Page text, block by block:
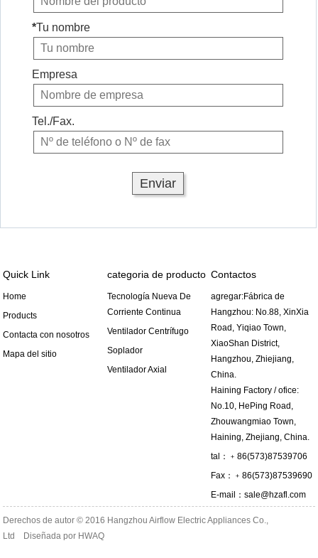
*Tu nombre
Empresa
Tel./Fax.
Quick Link
Home
Products
Contacta con nosotros
Mapa del sitio
categoria de producto
Tecnología Nueva De
Corriente Continua
Ventilador Centrífugo
Soplador
Ventilador Axial
Contactos
agregar:Fábrica de
Hangzhou: No.88, XinXia
Road, Yiqiao Town,
XiaoShan District,
Hangzhou, Zhiejiang,
China.
Haining Factory / ofice:
No.10, HePing Road,
Zhouwangmiao Town,
Haining, Zhejiang, China.
tal：﹢86(573)87539706
Fax：﹢86(573)87539690
E-mail： sale@hzafl.com
Derechos de autor © 2016 Hangzhou Airflow Electric Appliances Co.,
Ltd Diseñada por HWAQ